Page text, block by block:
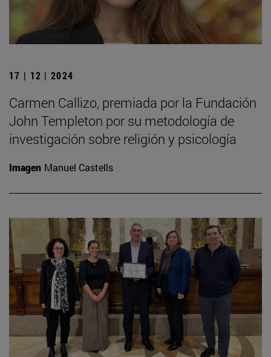
17 | 12 | 2024
Carmen Callizo, premiada por la Fundación
John Templeton por su metodología de
investigación sobre religión y psicología
Imagen Manuel Castells